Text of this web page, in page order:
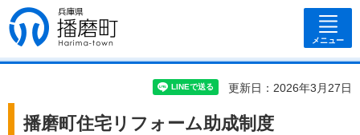
兵庫県 播磨
町
メニュー
更新日：2026年3月27日
播磨町住宅リフォーム助成制度